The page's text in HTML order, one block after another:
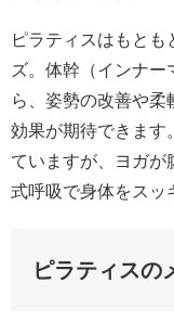
ピラティスはもとも
ズ。体幹（インナ
ら、姿勢の改善や柔
効果が期待できます
ていますが、ヨガが
式呼吸で身体をスッ
ピラティスの